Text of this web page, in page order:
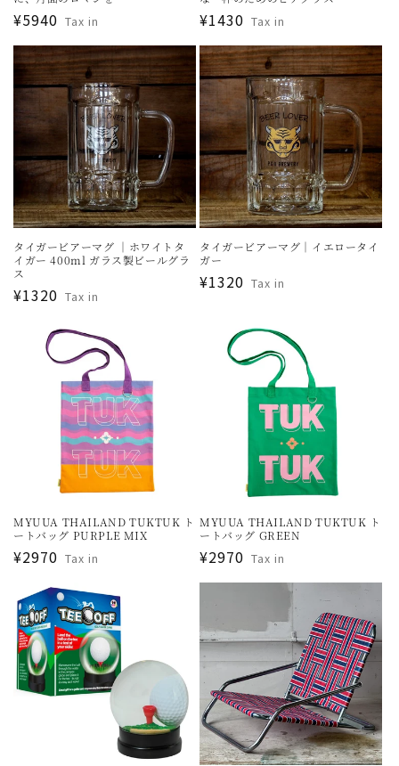
通
常
価
格
¥5940 Tax in
通
常
価
格
¥1430 Tax in
タイガービアーマグ ｜ホワイトタ
イガー 400ml ガラス製ビールグラ
ス
通
¥1320 Tax in
タイガービアーマグ｜イエロータイ
ガー
通
¥1320 Tax in
MYUUA THAILAND TUKTUK ト
ートバッグ PURPLE MIX
通
価
格
¥2970 Tax in
MYUUA THAILAND TUKTUK ト
ートバッグ GREEN
通
常
¥2970 Tax in